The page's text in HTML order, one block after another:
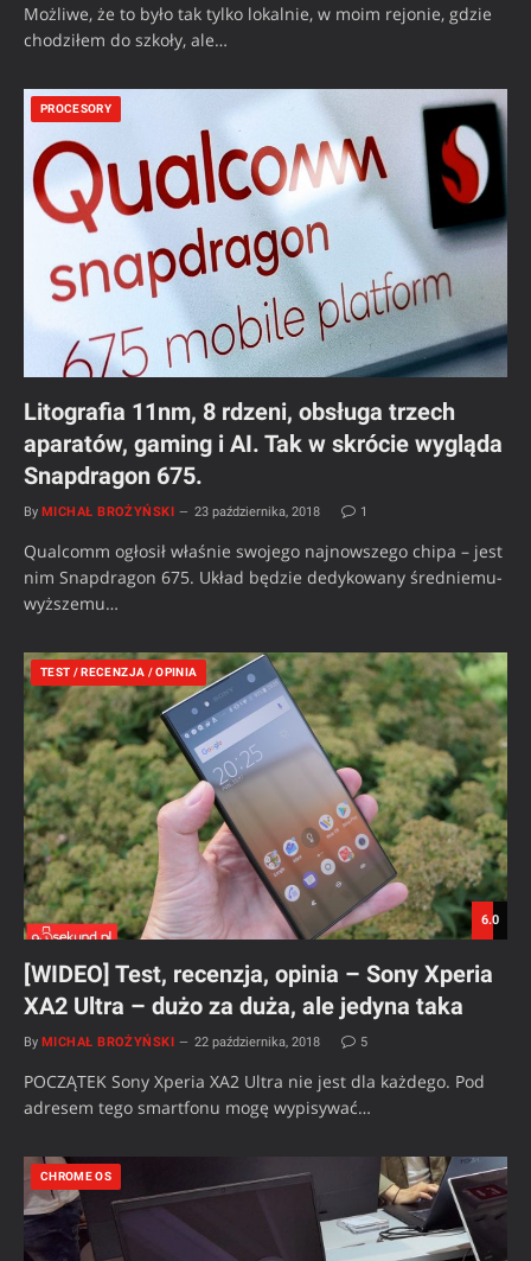
Możliwe, że to było tak tylko lokalnie, w moim rejonie, gdzie
chodziłem do szkoły, ale…
PROCESORY
Litografia 11nm, 8 rdzeni, obsługa trzech
aparatów, gaming i AI. Tak w skrócie wygląda
Snapdragon 675.
By MICHAŁ BROŻYŃSKI 23 października, 2018 1
Qualcomm ogłosił właśnie swojego najnowszego chipa – jest
nim Snapdragon 675. Układ będzie dedykowany średniemu-
wyższemu…
6.0
TEST / RECENZJA / OPINIA
[WIDEO] Test, recenzja, opinia – Sony Xperia
XA2 Ultra – dużo za duża, ale jedyna taka
By MICHAŁ BROŻYŃSKI 22 października, 2018 5
POCZĄTEK Sony Xperia XA2 Ultra nie jest dla każdego. Pod
adresem tego smartfonu mogę wypisywać…
CHROME OS